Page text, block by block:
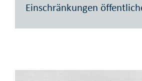
Einschränkungen